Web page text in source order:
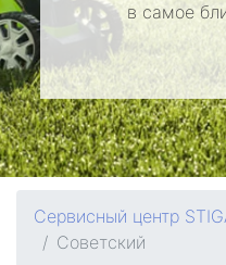
в самое
Сервисный центр
Советский